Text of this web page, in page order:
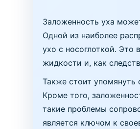
Заложенность уха
Одной из наиболее
ухо с носоглоткой. Это
жидкости и, как
Также стоит упомянуть
Кроме того,
такие проблемы
является ключом к